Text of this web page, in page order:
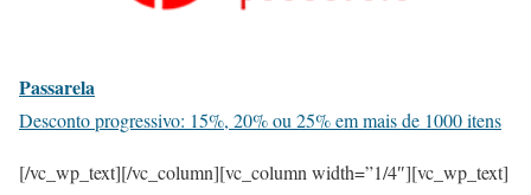
Passarela
Desconto progressivo: 15%, 20% ou 25% em mais de 1000 itens
[/vc_wp_text][/vc_column][vc_column width=”1/4″][vc_wp_text]